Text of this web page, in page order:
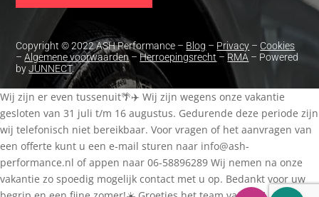
Copyright © 2022 ASH Performance – Blog – Privacy – Cookies
–Algemene voorwaarden–Herroepingsrecht –RMA – Powered
byJUNNECT.
Wij zijn er even tussenuit🌴✈️ Wij zijn wegens onze vakantie
gesloten van 31 juli t/m 16 augustus. Gedurende deze periode zijn
wij telefonisch niet bereikbaar. Voor vragen of het aanvragen van
een offerte kunt u een e-mail sturen naar info@ash-
performance.nl of appen naar 06-58896289 Wij nemen na onze
vakantie zo spoedig mogelijk contact met u op. Bedankt voor uw